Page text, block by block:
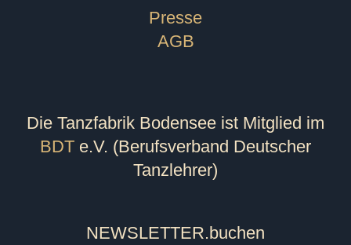
Presse
AGB
Die Tanzfabrik Bodensee ist Mitglied im
BDT e.V. (Berufsverband Deutscher
Tanzlehrer)
NEWSLETTER.buchen